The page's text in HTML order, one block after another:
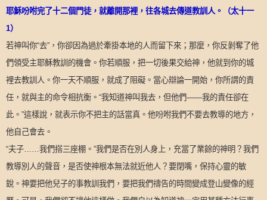
耶穌吩咐完了十二個門徒，就離開那裡，往各城去傳道教訓人。（太十一
1）
若神叫你“去”，你卻因為過於牽掛本地的人而留下來；那麼，你反剝奪了他
們領受主耶穌教訓的機會。你若順服，把一切後果交給神，他就到你的城
裡去教訓人。你一天不順服，就成了阻礙。當心辯論一開始，你所謂的責
任，就與主的命令相抗衡。“我知道神叫我去，但他們——我的責任卻在
此。”這樣說，就表示你不把主的話當真。他吩咐我們不要去教導的地方，
他自己會去。
“夫子……我們搭三座棚。”我們是否在別人身上，充當了業餘的神明？我們
教導別人的聲音，是否使神根本無法就近他人？要閉嘴，保持心靈的敏
銳。神要把他兒子的事教訓我們，要把我們禱告的時間變成登山變像的經